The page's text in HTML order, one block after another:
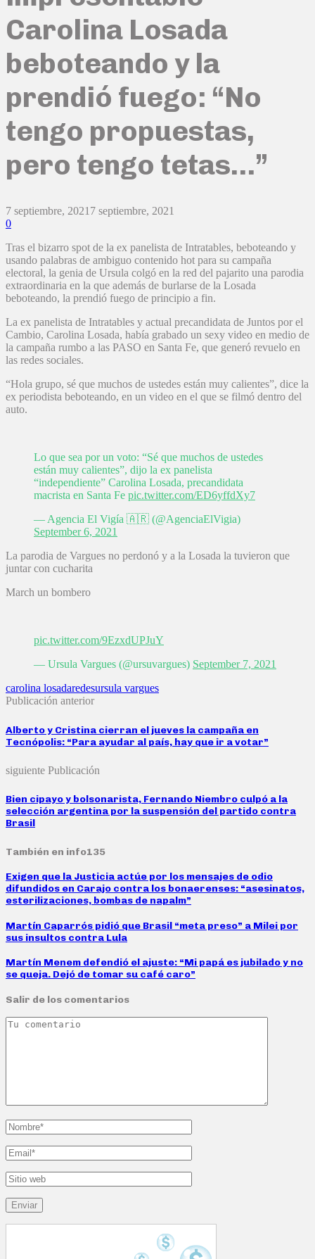
Carolina Losada
beboteando y la
prendió fuego: “No
tengo propuestas,
pero tengo tetas…”
7 septiembre, 2021 7 septiembre, 2021
0
Tras el bizarro spot de la ex panelista de Intratables, beboteando y
usando palabras de ambiguo contenido hot para su campaña
electoral, la genia de Ursula colgó en la red del pajarito una parodia
extraordinaria en la que además de burlarse de la Losada
beboteando, la prendió fuego de principio a fin.
La ex panelista de Intratables y actual precandidata de Juntos por el
Cambio, Carolina Losada, había grabado un sexy video en medio de
la campaña rumbo a las PASO en Santa Fe, que generó revuelo en
las redes sociales.
“Hola grupo, sé que muchos de ustedes están muy calientes”, dice la
ex periodista beboteando, en un video en el que se filmó dentro del
auto.
Lo que sea por un voto: “Sé que muchos de ustedes
están muy calientes”, dijo la ex panelista
“independiente” Carolina Losada, precandidata
macrista en Santa Fe pic.twitter.com/ED6yffdXy7
— Agencia El Vigía 🇦🇷 (@AgenciaElVigia)
September 6, 2021
La parodia de Vargues no perdonó y a la Losada la tuvieron que
juntar con cucharita
March un bombero
pic.twitter.com/9EzxdUPJuY
— Ursula Vargues (@ursuvargues) September 7, 2021
carolina losadaredesursula vargues
Publicación anterior
Alberto y Cristina cierran el jueves la campaña en
Tecnópolis: “Para ayudar al país, hay que ir a votar”
siguiente Publicación
Bien cipayo y bolsonarista, Fernando Niembro culpó a la
selección argentina por la suspensión del partido contra
Brasil
También en info135
Exigen que la Justicia actúe por los mensajes de odio
difundidos en Carajo contra los bonaerenses: “asesinatos,
esterilizaciones, bombas de napalm”
Martín Caparrós pidió que Brasil “meta preso” a Milei por
sus insultos contra Lula
Martín Menem defendió el ajuste: “Mi papá es jubilado y no
se queja. Dejó de tomar su café caro”
Salir de los comentarios